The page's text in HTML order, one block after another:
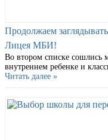
Продолжаем
Лицея МБИ!
Во втором списке сошлись
внутреннем ребенке и
Читать далее »